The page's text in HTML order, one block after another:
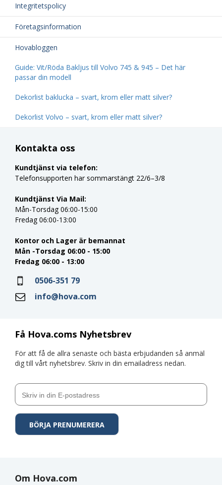
Integritetspolicy
Företagsinformation
Hovabloggen
Guide: Vit/Röda Bakljus till Volvo 745 & 945 – Det här
passar din modell
Dekorlist baklucka – svart, krom eller matt silver?
Dekorlist Volvo – svart, krom eller matt silver?
Få Hova.coms Nyhetsbrev
För att få de allra senaste och bästa erbjudanden så anmäl
dig till vårt nyhetsbrev. Skriv in din emailadress nedan.
Kontakta oss
Kundtjänst via telefon:
Telefonsupporten har sommarstängt 22/6–3/8
Kundtjänst Via Mail:
Mån-Torsdag 06:00-15:00
Fredag 06:00-13:00
Kontor och Lager är bemannat
Mån -Torsdag 06:00 - 15:00
Fredag 06:00 - 13:00
0506-351 79
info@hova.com
Om Hova.com